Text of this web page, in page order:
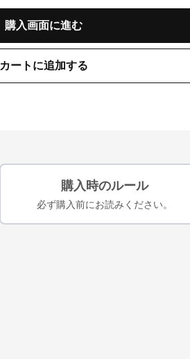
購入画面に進む
カートに追加する
購入時のルール
必ず購入前にお読みください。